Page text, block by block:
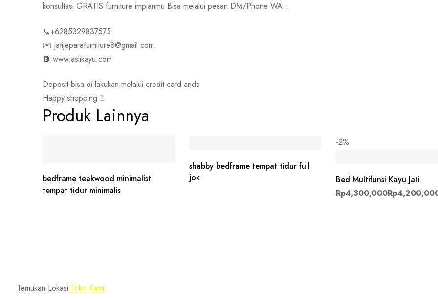
konsultasi GRATIS furniture impianmu Bisa melalui pesan DM/Phone WA :
📞+6285329837575
✉️ jatijeparafurniture8@gmail.com
🪩 www.aslikayu.com
Deposit bisa di lakukan melalui credit card anda
Happy shopping ‼️
Produk Lainnya
bedframe teakwood minimalist
tempat tidur minimalis
shabby bedframe tempat tidur full
jok
-2%
Bed Multifunsi Kayu Jati
Rp4,300,000Harga aslinya adalah:
Rp
Temukan Lokasi Toko Kami